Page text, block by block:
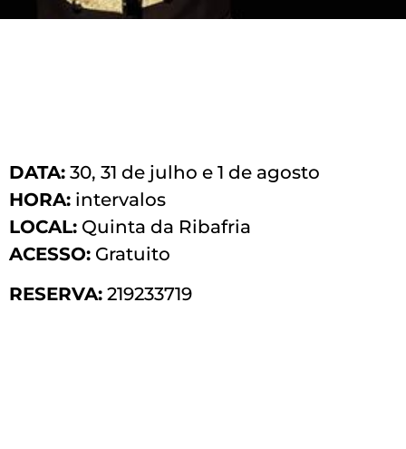
DATA: 30, 31 de julho e 1 de agosto
HORA: intervalos
LOCAL: Quinta da Ribafria
ACESSO: Gratuito
RESERVA: 219233719